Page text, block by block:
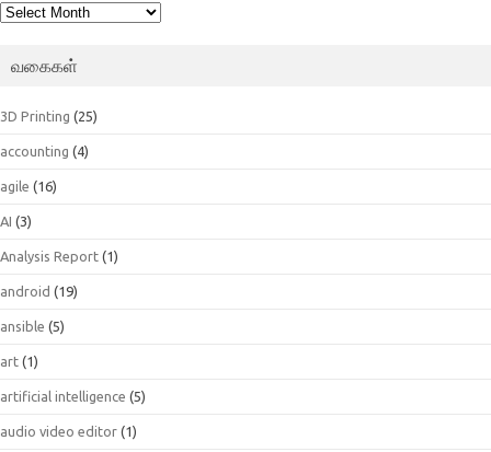
பெட்டகம்
வகைகள்
3D Printing (25)
accounting (4)
agile (16)
AI (3)
Analysis Report (1)
android (19)
ansible (5)
art (1)
artificial intelligence (5)
audio video editor (1)